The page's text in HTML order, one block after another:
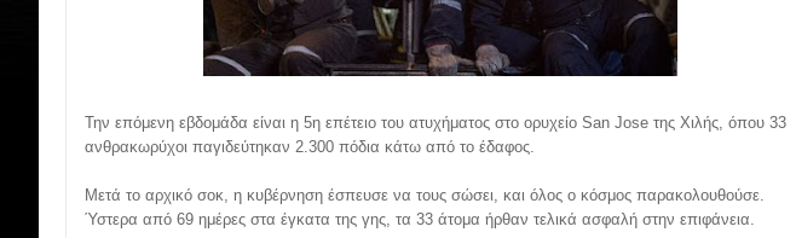
Την επόμενη εβδομάδα είναι η 5η επέτειο του ατυχήματος στο ορυχείο San Jose της Χιλής, όπου 33
ανθρακωρύχοι παγιδεύτηκαν 2.300 πόδια κάτω από το έδαφος.
Μετά το αρχικό σοκ, η κυβέρνηση έσπευσε να τους σώσει, και όλος ο κόσμος παρακολουθούσε.
Ύστερα από 69 ημέρες στα έγκατα της γης, τα 33 άτομα ήρθαν τελικά ασφαλή στην επιφάνεια.